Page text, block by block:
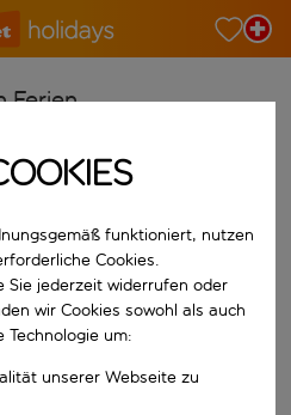
Ferien
automatische
automatische
aus.
funktioniert, nutzen
Cookies.
Sie jederzeit widerrufen oder
wir Cookies sowohl als auch
Technologie um:
unserer Webseite zu